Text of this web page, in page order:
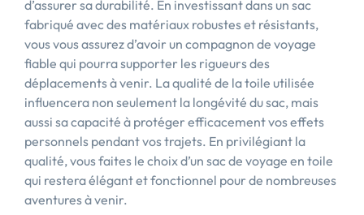
d’assurer sa durabilité. En investissant dans un sac
fabriqué avec des matériaux robustes et résistants,
vous vous assurez d’avoir un compagnon de voyage
fiable qui pourra supporter les rigueurs des
déplacements à venir. La qualité de la toile utilisée
influencera non seulement la longévité du sac, mais
aussi sa capacité à protéger efficacement vos effets
personnels pendant vos trajets. En privilégiant la
qualité, vous faites le choix d’un sac de voyage en toile
qui restera élégant et fonctionnel pour de nombreuses
aventures à venir.